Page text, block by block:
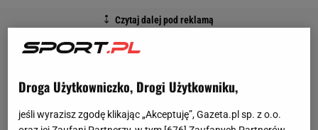
Droga Użytkowniczko, Drogi Użytkowniku,
jeśli wyrazisz zgodę klikając „Akceptuję”, Gazeta.pl sp. z o.o.